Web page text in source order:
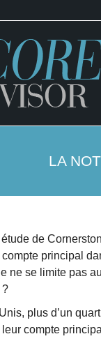
LA
de
principal
ne se limite pas
?
plus d’un
compte